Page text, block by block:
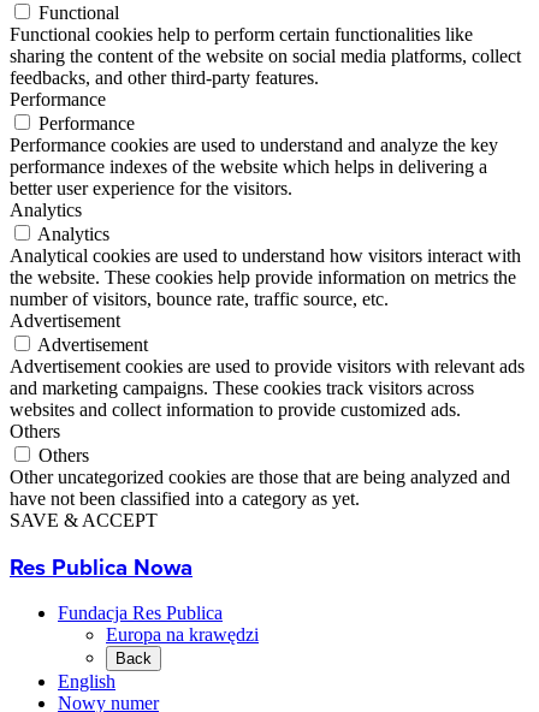
Functional
Functional cookies help to perform certain functionalities like
sharing the content of the website on social media platforms, collect
feedbacks, and other third-party features.
Performance
Performance
Performance cookies are used to understand and analyze the key
performance indexes of the website which helps in delivering a
better user experience for the visitors.
Analytics
Analytics
Analytical cookies are used to understand how visitors interact with
the website. These cookies help provide information on metrics the
number of visitors, bounce rate, traffic source, etc.
Advertisement
Advertisement
Advertisement cookies are used to provide visitors with relevant ads
and marketing campaigns. These cookies track visitors across
websites and collect information to provide customized ads.
Others
Others
Other uncategorized cookies are those that are being analyzed and
have not been classified into a category as yet.
SAVE & ACCEPT
Res Publica Nowa
Fundacja Res Publica
Europa na krawędzi
Back
English
Nowy numer